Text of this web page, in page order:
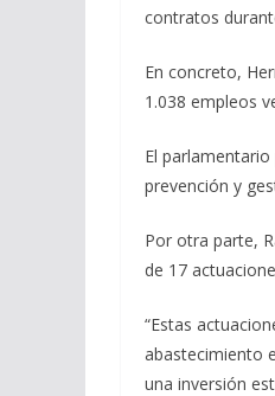
contratos
En concreto,
1.038 empleos
El
prevención y
Por otra parte,
de 17
“Estas
abastecimiento
una inversión